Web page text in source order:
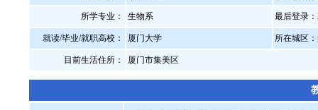
所学专业： 生物系 最后登录：
就读/毕业/就职高校： 厦门大学 所在城区
目前生活住所： 厦门市集美区